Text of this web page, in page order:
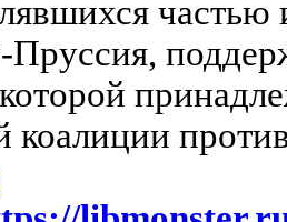
Пруссия,
коалиции